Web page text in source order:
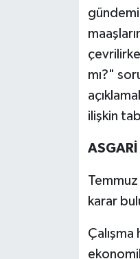
mı?"
ilişkin
ASGARİ
Temmuz
karar